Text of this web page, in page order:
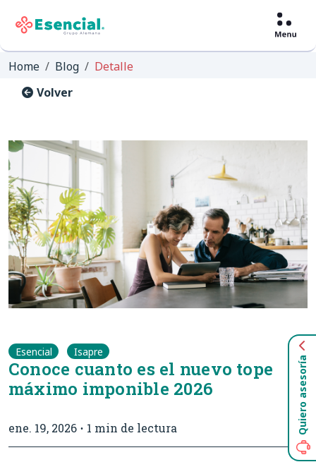
Quiero asesoría
Home Blog
Detalle
Volver
Esencial Isapre
Conoce cuanto es el nuevo tope
máximo imponible 2026
ene. 19, 2026 1 min de lectura